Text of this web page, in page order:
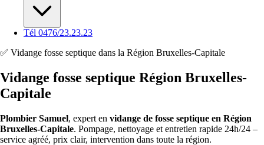
Tél 0476/23.23.23
✅ Vidange fosse septique dans la Région Bruxelles-Capitale
Vidange fosse septique Région Bruxelles-
Capitale
Plombier Samuel, expert en vidange de fosse septique en Région
Bruxelles-Capitale. Pompage, nettoyage et entretien rapide 24h/24 –
service agréé, prix clair, intervention dans toute la région.